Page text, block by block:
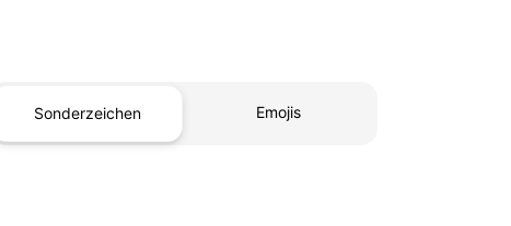
Sonderzeichen Emojis